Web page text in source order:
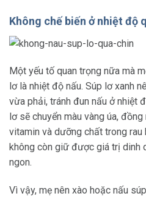
Không chế biến ở nhiệt độ
Một yếu tố quan trọng nữa mà
lơ là nhiệt độ nấu. Súp lơ xanh
vừa phải, tránh đun nấu ở nhiệt
lơ sẽ chuyển màu vàng úa,
vitamin và dưỡng chất trong rau
không còn giữ được giá trị dinh
ngon.
Vì vậy, mẹ nên xào hoặc nấu